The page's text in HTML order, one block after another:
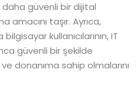
güvenli bir dijital
amacını taşır. Ayrıca,
kullanıcılarının, IT
güvenli bir şekilde
donanıma sahip olmalarını